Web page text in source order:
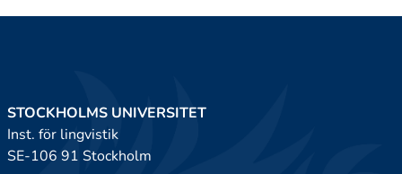
STOCKHOLMS UNIVERSITET
Inst. för lingvistik
SE-106 91 Stockholm